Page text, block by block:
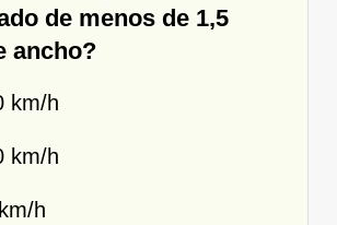
de menos de 1,5
ancho?
km/h
km/h
h